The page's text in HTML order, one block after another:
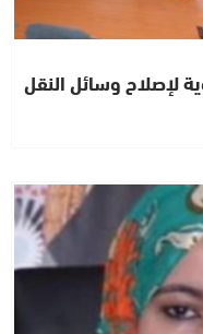
لإصلاح وسائل النقل